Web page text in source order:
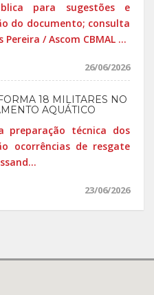
para sugestões e
do documento; consulta
/ Ascom CBMAL ...
26/06/2026
18 MILITARES NO
AQUÁTICO
preparação técnica dos
ocorrências de resgate
23/06/2026